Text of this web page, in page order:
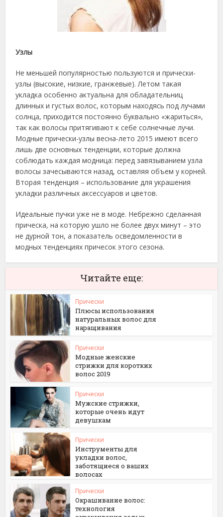
Узлы
Не меньшей популярностью пользуются и прически-
узлы (высокие, низкие, гранжевые). Летом такая
укладка особенно актуальна для обладательниц
длинных и густых волос, которым находясь под лучами
солнца, приходится постоянно буквально «жариться»,
так как волосы притягивают к себе солнечные лучи.
Модные прически-узлы весна-лето 2015 имеют всего
лишь две основных тенденции, которые должна
соблюдать каждая модница: перед завязыванием узла
волосы зачесываются назад, оставляя объем у корней.
Вторая тенденция – использование для украшения
укладки различных аксессуаров и цветов.
Идеальные пучки уже не в моде. Небрежно сделанная
прическа, на которую ушло не более двух минут – это
не дурной тон, а показатель осведомленности в
модных тенденциях причесок этого сезона.
Читайте еще:
Прически
Плюсы использования
натуральных волос для
наращивания
Прически
Модные женские
стрижки для коротких
волос 2019
Прически
Мужские стрижки,
которые очень идут
девушкам
Прически
Инструменты для
укладки волос,
заботящиеся о ваших
волосах
Прически
Окрашивание волос:
технология